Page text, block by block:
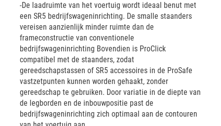
-De laadruimte van het voertuig wordt ideaal benut met
een SR5 bedrijfswageninrichting. De smalle staanders
vereisen aanzienlijk minder ruimte dan de
frameconstructie van conventionele
bedrijfswageninrichting Bovendien is ProClick
compatibel met de staanders, zodat
gereedschapstassen of SR5 accessoires in de ProSafe
vastzetpunten kunnen worden gehaakt, zonder
gereedschap te gebruiken. Door variatie in de diepte van
de legborden en de inbouwpositie past de
bedrijfswageninrichting zich optimaal aan de contouren